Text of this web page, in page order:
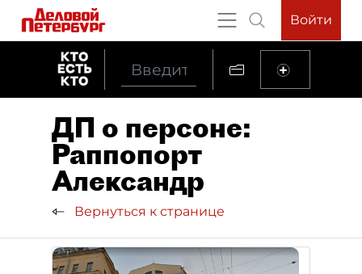
Войти
ДП о персоне:
Раппопорт
Александр
Вернуться к странице